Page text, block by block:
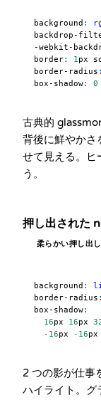
background :
backdrop-
-webkit-
border: 1px
border-radius :
box-shadow: 0
古典的
背後に鮮やかさ
せて見える。ヒ
う。
押し出された
柔らかい押し出
background :
border-radius :
box-shadow:
16px 16px
-16px -16px
2 つの影が仕事
ハイライト。グ